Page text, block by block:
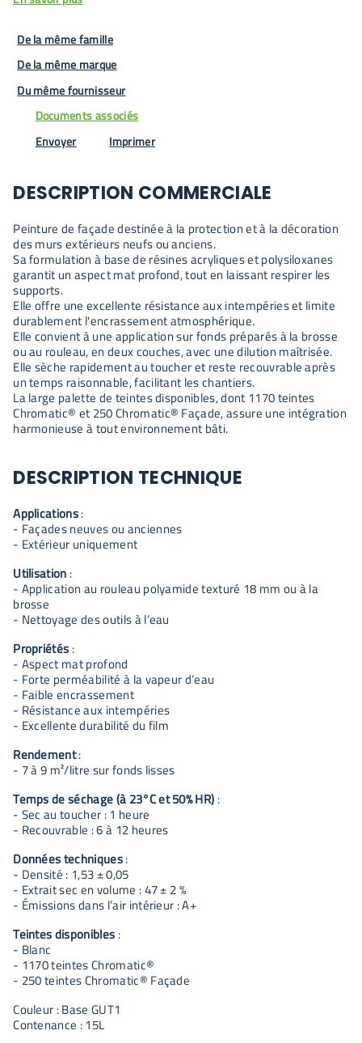
De la même famille
De la même marque
Du même fournisseur
Documents associés
Envoyer
Imprimer
DESCRIPTION COMMERCIALE
Peinture de façade destinée à la protection et à la décoration
des murs extérieurs neufs ou anciens.
Sa formulation à base de résines acryliques et polysiloxanes
garantit un aspect mat profond, tout en laissant respirer les
supports.
Elle offre une excellente résistance aux intempéries et limite
durablement l'encrassement atmosphérique.
Elle convient à une application sur fonds préparés à la brosse
ou au rouleau, en deux couches, avec une dilution maîtrisée.
Elle sèche rapidement au toucher et reste recouvrable après
un temps raisonnable, facilitant les chantiers.
La large palette de teintes disponibles, dont 1170 teintes
Chromatic® et 250 Chromatic® Façade, assure une intégration
harmonieuse à tout environnement bâti.
DESCRIPTION TECHNIQUE
Applications:
- Façades neuves ou anciennes
- Extérieur uniquement
Utilisation :
- Application au rouleau polyamide texturé 18 mm ou à la
brosse
- Nettoyage des outils à l’eau
Propriétés :
- Aspect mat profond
- Forte perméabilité à la vapeur d’eau
- Faible encrassement
- Résistance aux intempéries
- Excellente durabilité du film
Rendement:
- 7 à 9 m²/litre sur fonds lisses
Temps de séchage (à 23°C et 50% HR) :
- Sec au toucher : 1 heure
- Recouvrable : 6 à 12 heures
Données techniques:
- Densité : 1,53 ± 0,05
- Extrait sec en volume : 47 ± 2 %
- Émissions dans l’air intérieur : A+
Teintes disponibles :
- Blanc
- 1170 teintes Chromatic®
- 250 teintes Chromatic® Façade
Couleur : Base GUT1
Contenance : 15L